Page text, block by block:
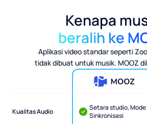
Kenapa
beralih ke
Aplikasi video standar seperti
tidak dibuat untuk musik. MOOZ
Kualitas Audio
Setara studio, Mode
Sinkronisasi